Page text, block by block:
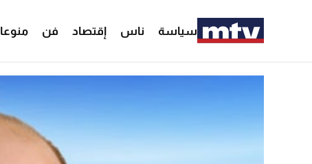
سياسة ناس إقتصاد فن